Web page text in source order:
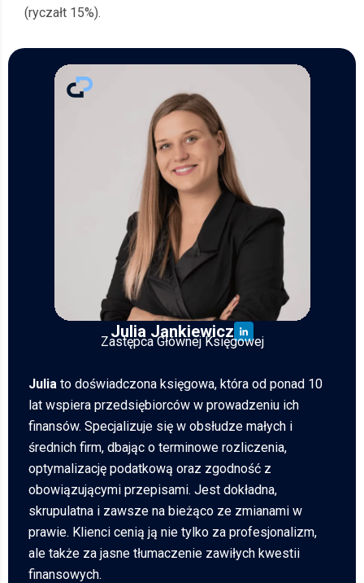
(ryczałt 15%).
Julia Jankiewicz
Zastępca Głównej Księgowej
Julia to doświadczona księgowa, która od ponad 10
lat wspiera przedsiębiorców w prowadzeniu ich
finansów. Specjalizuje się w obsłudze małych i
średnich firm, dbając o terminowe rozliczenia,
optymalizację podatkową oraz zgodność z
obowiązującymi przepisami. Jest dokładna,
skrupulatna i zawsze na bieżąco ze zmianami w
prawie. Klienci cenią ją nie tylko za profesjonalizm,
ale także za jasne tłumaczenie zawiłych kwestii
finansowych.